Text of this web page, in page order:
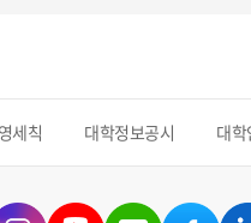
세칙 대학정보공시 대